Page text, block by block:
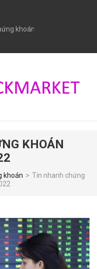
khoán
MBA… giàu kinh nghiệm và
tư, tiêu chuẩn đạo đức cao
KHOÁN
khoán > Tin nhanh chứng